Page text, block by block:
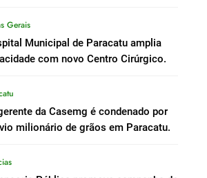
Gerais
Municipal de Paracatu amplia
com novo Centro Cirúrgico.
da Casemg é condenado por
milionário de grãos em Paracatu.